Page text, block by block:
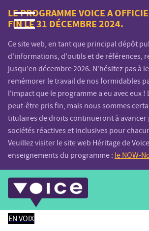
Voice.Global
website
LE PROGRAMME VOICE A
FIN LE 31 DÉCEMBRE 2024.
Ce site web, en tant que principal dépôt
d'informations, d'outils et de références,
jusqu'en décembre 2026. N'hésitez pas à
remémorer le travail de nos formidables
l'impact que le programme a eu avec eux !
peut-être pris fin, mais nous sommes
titulaires de droits continueront à avancer
sociétés réactives et inclusives pour
Veuillez visiter le site web Héritage de
enseignements du programme : le NOW-
EN VOIX